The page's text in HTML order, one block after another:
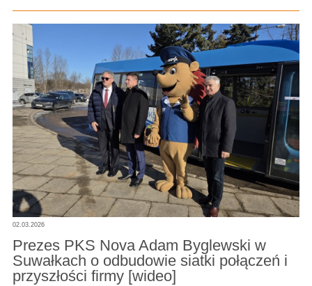
02.03.2026
Prezes PKS Nova Adam Byglewski w
Suwałkach o odbudowie siatki połączeń i
przyszłości firmy [wideo]